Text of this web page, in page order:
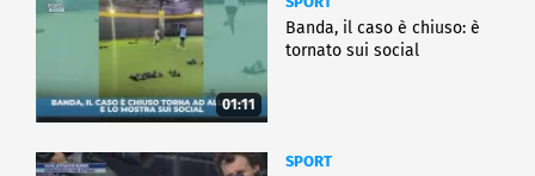
01:11
Banda, il caso è chiuso: è
tornato sui social
SPORT